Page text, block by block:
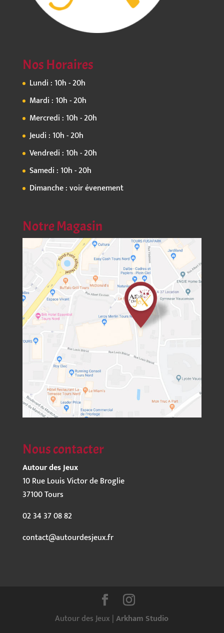
Nos Horaires
Lundi : 10h - 20h
Mardi : 10h - 20h
Mercredi : 10h - 20h
Jeudi : 10h - 20h
Vendredi : 10h - 20h
Samedi : 10h - 20h
Dimanche : voir évenement
Notre Magasin
Nous contacter
Autour des Jeux
10 Rue Louis Victor de Broglie
37100 Tours
02 34 37 08 82
contact@autourdesjeux.fr
Autour des Jeux |Arkham Studio